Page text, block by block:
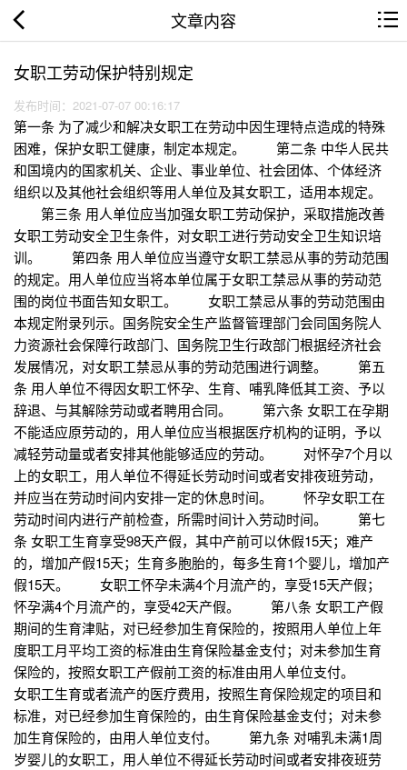
文章内容
女职工劳动保护特别规定
发布时间：2021-07-07 00:16:17
第一条 为了减少和解决女职工在劳动中因生理特点造成的特殊
困难，保护女职工健康，制定本规定。 第二条 中华人民共
和国境内的国家机关、企业、事业单位、社会团体、个体经济
组织以及其他社会组织等用人单位及其女职工，适用本规定。
第三条 用人单位应当加强女职工劳动保护，采取措施改善
女职工劳动安全卫生条件，对女职工进行劳动安全卫生知识培
训。 第四条 用人单位应当遵守女职工禁忌从事的劳动范围
的规定。用人单位应当将本单位属于女职工禁忌从事的劳动范
围的岗位书面告知女职工。 女职工禁忌从事的劳动范围由
本规定附录列示。国务院安全生产监督管理部门会同国务院人
力资源社会保障行政部门、国务院卫生行政部门根据经济社会
发展情况，对女职工禁忌从事的劳动范围进行调整。 第五
条 用人单位不得因女职工怀孕、生育、哺乳降低其工资、予以
辞退、与其解除劳动或者聘用合同。 第六条 女职工在孕期
不能适应原劳动的，用人单位应当根据医疗机构的证明，予以
减轻劳动量或者安排其他能够适应的劳动。 对怀孕7个月以
上的女职工，用人单位不得延长劳动时间或者安排夜班劳动，
并应当在劳动时间内安排一定的休息时间。 怀孕女职工在
劳动时间内进行产前检查，所需时间计入劳动时间。 第七
条 女职工生育享受98天产假，其中产前可以休假15天；难产
的，增加产假15天；生育多胞胎的，每多生育1个婴儿，增加产
假15天。 女职工怀孕未满4个月流产的，享受15天产假；
怀孕满4个月流产的，享受42天产假。 第八条 女职工产假
期间的生育津贴，对已经参加生育保险的，按照用人单位上年
度职工月平均工资的标准由生育保险基金支付；对未参加生育
保险的，按照女职工产假前工资的标准由用人单位支付。
女职工生育或者流产的医疗费用，按照生育保险规定的项目和
标准，对已经参加生育保险的，由生育保险基金支付；对未参
加生育保险的，由用人单位支付。 第九条 对哺乳未满1周
岁婴儿的女职工，用人单位不得延长劳动时间或者安排夜班劳